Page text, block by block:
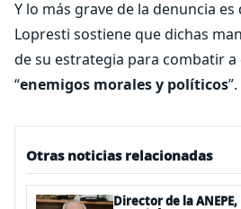
Y lo más grave de la denuncia
Lopresti sostiene que dichas
de su estrategia para combatir a
“enemigos morales y políticos”.
Otras noticias relacionadas
Director de la